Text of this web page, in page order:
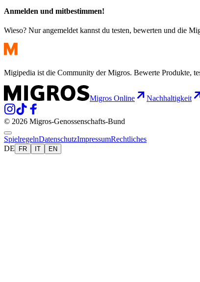
Anmelden und mitbestimmen!
Wieso? Nur angemeldet kannst du testen, bewerten und die
Migipedia ist die Community der Migros. Bewerte Produkte,
Migros Online Nachhaltigkeit
© 2026 Migros-Genossenschafts-Bund
SpielregelnDatenschutzImpressumRechtliches
DE
FR IT EN